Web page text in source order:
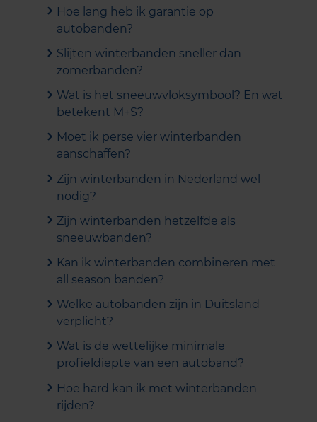
Hoe lang heb ik garantie op
autobanden?
Slijten winterbanden sneller dan
zomerbanden?
Wat is het sneeuwvloksymbool? En wat
betekent M+S?
Moet ik perse vier winterbanden
aanschaffen?
Zijn winterbanden in Nederland wel
nodig?
Zijn winterbanden hetzelfde als
sneeuwbanden?
Kan ik winterbanden combineren met
all season banden?
Welke autobanden zijn in Duitsland
verplicht?
Wat is de wettelijke minimale
profieldiepte van een autoband?
Hoe hard kan ik met winterbanden
rijden?